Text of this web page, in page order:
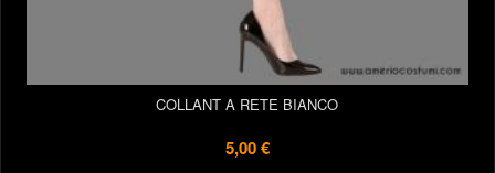
COLLANT A RETE BIANCO
5,00 €